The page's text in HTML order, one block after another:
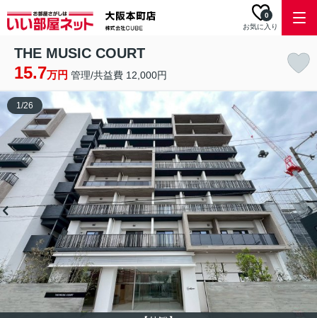
お気に入り
0
THE MUSIC COURT
15.7万円 管理/共益費 12,000円
1/26